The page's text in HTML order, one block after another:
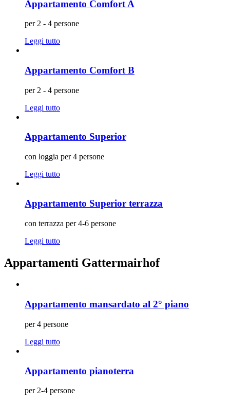
Appartamento Comfort A
per 2 - 4 persone
Leggi tutto
Appartamento Comfort B
per 2 - 4 persone
Leggi tutto
Appartamento Superior
con loggia per 4 persone
Leggi tutto
Appartamento Superior terrazza
con terrazza per 4-6 persone
Leggi tutto
Appartamenti Gattermairhof
Appartamento mansardato al 2° piano
per 4 persone
Leggi tutto
Appartamento pianoterra
per 2-4 persone